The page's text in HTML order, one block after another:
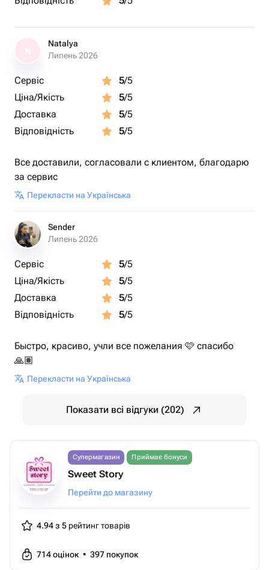
Natalya
Липень 2026
Сервіс 5/5
Ціна/Якість
5/5
Доставка
5/5
Відповідність
5/5
Все доставили, согласовали с клиентом, благодарю
за сервис
Перекласти на Українська
Sender
Липень 2026
Сервіс 5/5
Ціна/Якість
5/5
Доставка
5/5
Відповідність
5/5
Быстро, красиво, учли все пожелания 🩷 спасибо
🙏🏽
Перекласти на Українська
Показати всі відгуки (202)
Супермагазин Приймає бонуси
Sweet Story
Перейти до магазину
4.94 з 5 рейтинг товарів
714оцінок • 397 покупок